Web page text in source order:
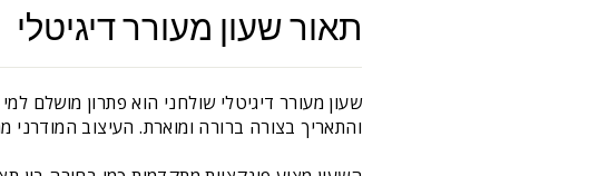
תאור שעון מעורר דיגיטלי
והתאריך בצורה ברורה ומוארת. העיצוב